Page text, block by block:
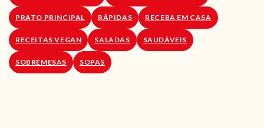
PRATO PRINCIPAL RÁPIDAS RECEBA EM CASA
RECEITAS VEGAN SALADAS SAUDÁVEIS
SOBREMESAS SOPAS